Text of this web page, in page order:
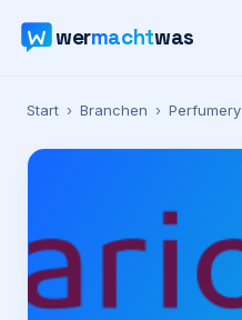
wermachtwas
Verzeichnis
Karte
Ratgeber
Start › Branchen › Perfumery